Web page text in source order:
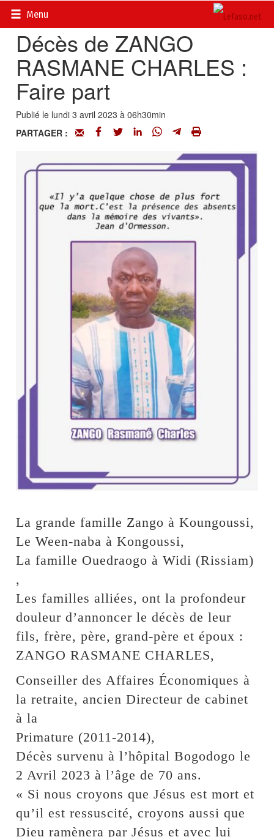
Menu
Accueil>
Décès de ZANGO
RASMANE CHARLES :
Faire part
Publié le lundi 3 avril 2023 à 06h30min
PARTAGER :
La grande famille Zango à Koungoussi,
Le Ween-naba à Kongoussi,
La famille Ouedraogo à Widi (Rissiam)
,
Les familles alliées, ont la profondeur
douleur d’annoncer le décès de leur
fils, frère, père, grand-père et époux :
ZANGO RASMANE CHARLES,
Conseiller des Affaires Économiques à
la retraite, ancien Directeur de cabinet
à la
Primature (2011-2014),
Décès survenu à l’hôpital Bogodogo le
2 Avril 2023 à l’âge de 70 ans.
« Si nous croyons que Jésus est mort et
qu’il est ressuscité, croyons aussi que
Dieu ramènera par Jésus et avec lui